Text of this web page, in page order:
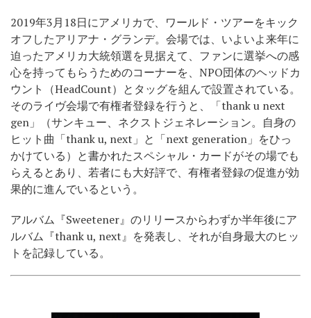
2019年3月18日にアメリカで、ワールド・ツアーをキック
オフしたアリアナ・グランデ。会場では、いよいよ来年に
迫ったアメリカ大統領選を見据えて、ファンに選挙への感
心を持ってもらうためのコーナーを、NPO団体のヘッドカ
ウント（HeadCount）とタッグを組んで設置されている。
そのライヴ会場で有権者登録を行うと、「thank u next
gen」（サンキュー、ネクストジェネレーション。自身の
ヒット曲「thank u, next」と「next generation」をひっ
かけている）と書かれたスペシャル・カードがその場でも
らえるとあり、若者にも大好評で、有権者登録の促進が効
果的に進んでいるという。
アルバム『Sweetener』のリリースからわずか半年後にア
ルバム『thank u, next』を発表し、それが自身最大のヒッ
トを記録している。